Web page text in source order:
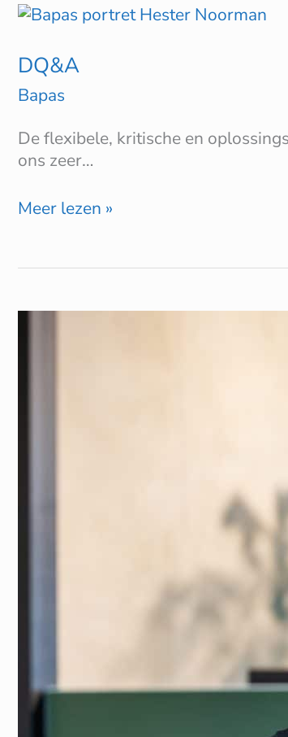
DQ&A
Bapas
De flexibele, kritische en
ons zeer…
DQ&A
Meer lezen »